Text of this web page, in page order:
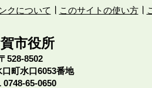
クについて このサイトの使い方
市役所
528-8502
口町水口6053番地
0748-65-0650